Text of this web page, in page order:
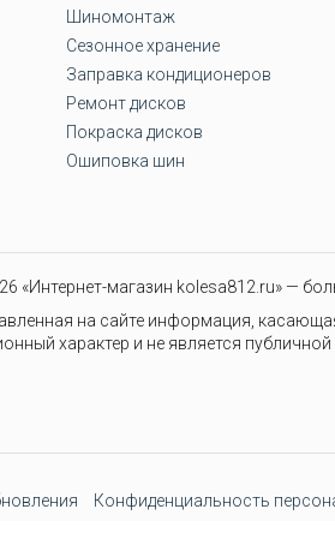
Шиномонтаж
Сезонное хранение
Заправка кондиционеров
Ремонт дисков
Покраска дисков
Ошиповка шин
«Интернет-магазин kolesa812.ru» —
на сайте информация,
характер и не является
Конфиденциальность